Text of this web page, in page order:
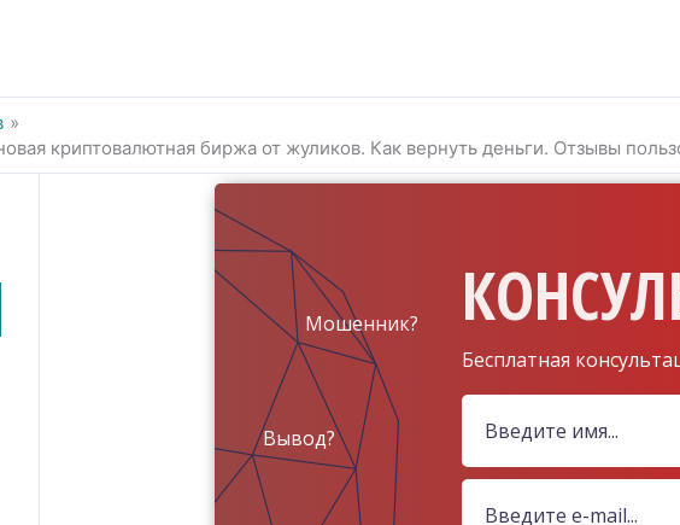
криптовалютная биржа от жуликов. Как вернуть деньги. Отзывы
Бесплатная
Мошенник?
Вывод?